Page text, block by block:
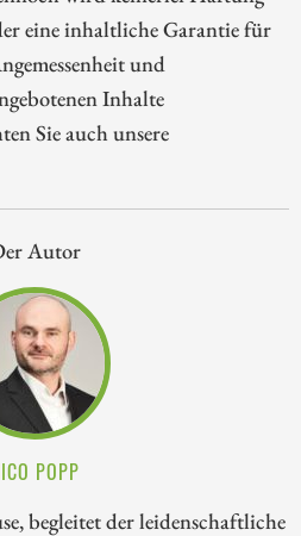
eine inhaltliche Garantie für
und
Inhalte
Sie auch unsere
Autor
POPP
begleitet der leidenschaftliche